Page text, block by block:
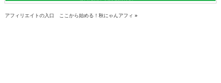
アフィリエイトの入口 ここから始める！秋にゃんアフィ »